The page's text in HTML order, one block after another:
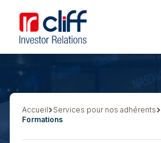
contenu
principal
Aller directement au contenu
Fil
Accueil Services pour nos adhérents
Formations